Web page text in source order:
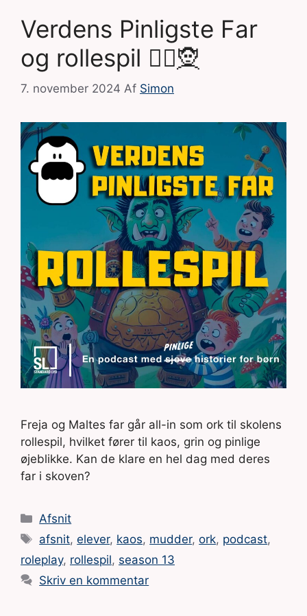
Verdens Pinligste Far
og rollespil 🧙‍♂️🧝
7. november 2024 Af Simon
Freja og Maltes far går all-in som ork til skolens
rollespil, hvilket fører til kaos, grin og pinlige
øjeblikke. Kan de klare en hel dag med deres
far i skoven?
Kategorier
Afsnit
Tags
afsnit,elever, kaos, mudder,ork, podcast,
roleplay, rollespil, season 13
Skriv en kommentar